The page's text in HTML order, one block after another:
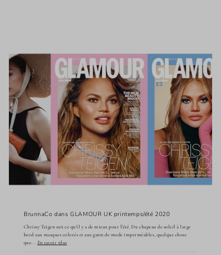
BrunnaCo dans GLAMOUR UK printemps/été 2020
Chrissy Teigen sait ce qu'il y a de mieux pour l'été. Du chapeau de soleil à large
bord aux masques colorés et aux gants de mode imperméables, quelque chose
que... En savoir plus